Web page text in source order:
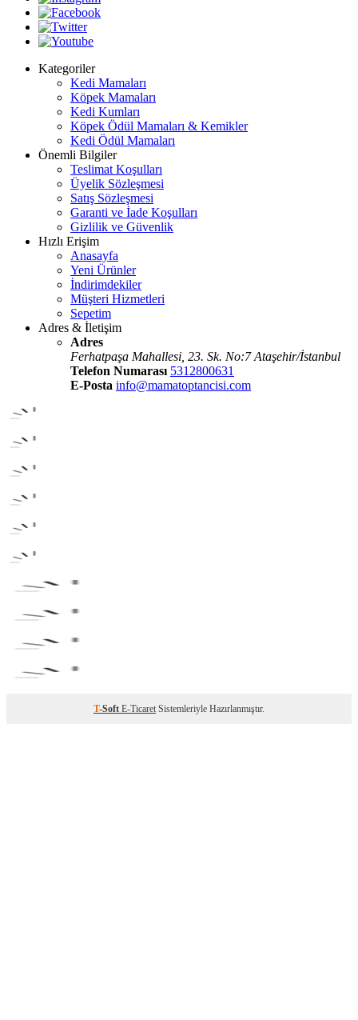
Kategoriler
Kedi Mamaları
Köpek Mamaları
Kedi Kumları
Köpek Ödül Mamaları & Kemikler
Kedi Ödül Mamaları
Önemli Bilgiler
Teslimat Koşulları
Üyelik Sözleşmesi
Satış Sözleşmesi
Garanti ve İade Koşulları
Gizlilik ve Güvenlik
Hızlı Erişim
Anasayfa
Yeni Ürünler
İndirimdekiler
Müşteri Hizmetleri
Sepetim
Adres & İletişim
Adres
Ferhatpaşa Mahallesi, 23. Sk. No:7 Ataşehir/İstanbul
Telefon Numarası 5312800631
E-Posta info@mamatoptancisi.com
T-Soft E-Ticaret Sistemleriyle Hazırlanmıştır.